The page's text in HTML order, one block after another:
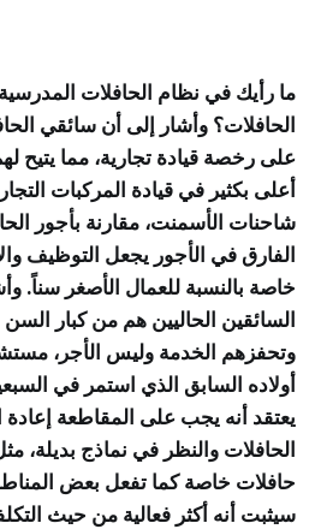
ما رأيك في نظام الحافلات
الحافلات؟ وأشار إلى أن سائقي
على رخصة قيادة تجارية، مما يتيح
أعلى بكثير في قيادة المركبات
شاحنات الأسمنت، مقارنة بأجور
الفارق في الأجور يجعل التوظيف
خاصة بالنسبة للعمال الأصغر سناً.
السائقين الحاليين هم من كبار
وتحفزهم الخدمة وليس الأجر،
أولاده السابق الذي استمر في
يعتقد أنه يجب على المقاطعة
الحافلات والنظر في نماذج بديلة،
حافلات خاصة كما تفعل بعض
سيثبت أنه أكثر فعالية من حيث